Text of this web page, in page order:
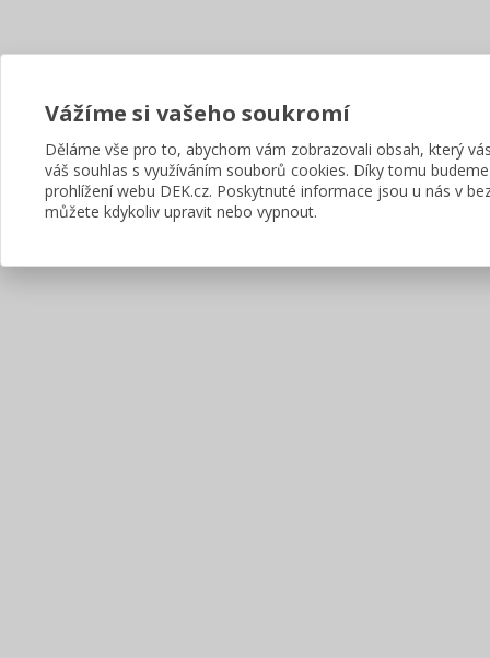
Vážíme si vašeho soukromí
Děláme vše pro to, abychom vám zobrazovali obsah, který
váš souhlas s využíváním souborů cookies. Díky tomu
prohlížení webu DEK.cz. Poskytnuté informace jsou u nás v
můžete kdykoliv upravit nebo vypnout.